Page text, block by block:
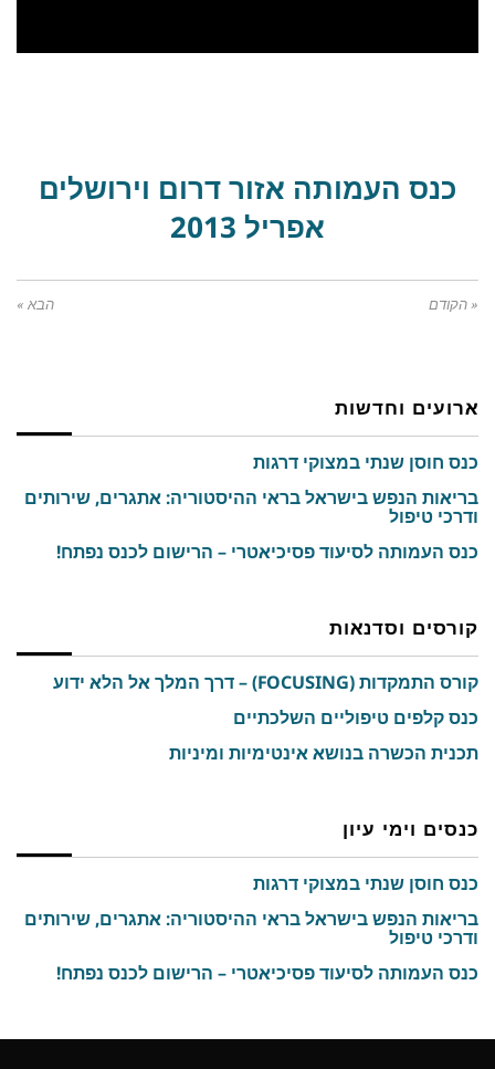
כנס העמותה אזור דרום וירושלים
אפריל 2013
« הקודם הבא »
ארועים וחדשות
כנס חוסן שנתי במצוקי דרגות
בריאות הנפש בישראל בראי ההיסטוריה: אתגרים, שירותים
ודרכי טיפול
כנס העמותה לסיעוד פסיכיאטרי – הרישום לכנס נפתח!
קורסים וסדנאות
קורס התמקדות (FOCUSING) – דרך המלך אל הלא ידוע
כנס קלפים טיפוליים השלכתיים
תכנית הכשרה בנושא אינטימיות ומיניות
כנסים וימי עיון
כנס חוסן שנתי במצוקי דרגות
בריאות הנפש בישראל בראי ההיסטוריה: אתגרים, שירותים
ודרכי טיפול
כנס העמותה לסיעוד פסיכיאטרי – הרישום לכנס נפתח!